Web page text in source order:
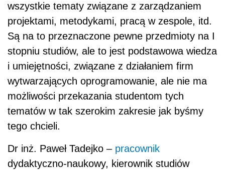
wszystkie tematy związane z zarządzaniem
projektami, metodykami, pracą w zespole, itd.
Są na to przeznaczone pewne przedmioty na I
stopniu studiów, ale to jest podstawowa wiedza
i umiejętności, związane z działaniem firm
wytwarzających oprogramowanie, ale nie ma
możliwości przekazania studentom tych
tematów w tak szerokim zakresie jak byśmy
tego chcieli.
Dr inż. Paweł Tadejko – pracownik
dydaktyczno-naukowy, kierownik studiów